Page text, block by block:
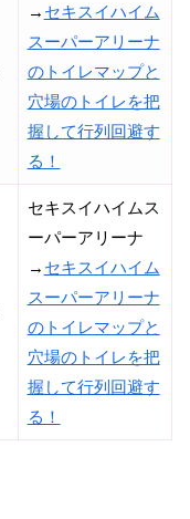
→ セキスイハイム
スーパーアリーナ
のトイレマップと
穴場のトイレを把
握して行列回避す
る！
セキスイハイムス
ーパーアリーナ
→ セキスイハイム
スーパーアリーナ
のトイレマップと
穴場のトイレを把
握して行列回避す
る！